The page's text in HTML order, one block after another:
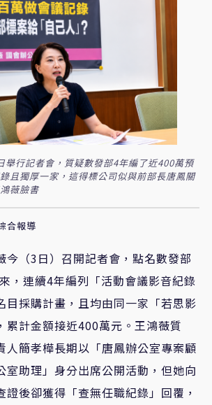
舉行記者會，質疑數發部4年編了近400萬預
且獨厚一家，這得標公司似與前部長唐鳳關
薇臉書
合報導
今（3日）召開記者會，點名數發部
，連續4年編列「活動會議影音紀錄
目採購計畫，且均由同一家「若思影
累計金額接近400萬元。王鴻薇質
人簡孝樺長期以「唐鳳辦公室專案顧
室助理」身分出席公開活動，但她向
證後卻獲得「查無任職紀錄」回覆，